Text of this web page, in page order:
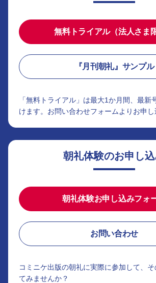
無料トライアル（法人さま
『月刊朝礼』サンプル
「無料トライアル」は最大1か月間、最新
けます。お問い合わせフォームよりお申し
朝礼体験のお申し
朝礼体験お申し込みフォ
お問い合わせ
コミニケ出版の朝礼に実際に参加して、
てみませんか？